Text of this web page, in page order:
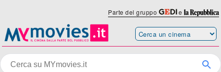
Parte del gruppo e